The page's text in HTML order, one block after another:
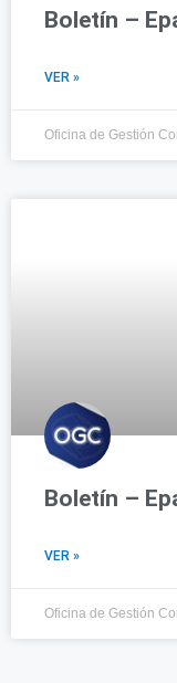
Boletín –
VER »
Oficina de Gestión
Boletín –
VER »
Oficina de Gestión